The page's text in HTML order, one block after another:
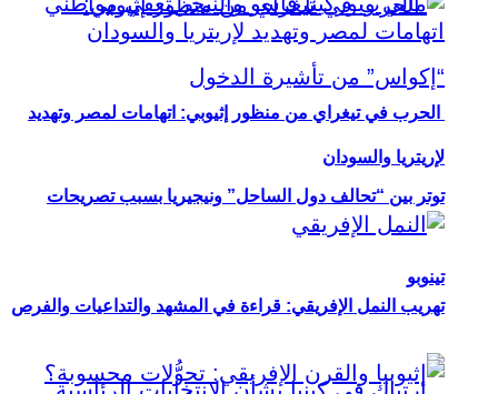
توتر بين “تحالف دول الساحل” ونيجيريا بسبب تصريحات
تينوبو
الحرب في تيغراي من منظور إثيوبي: اتهامات لمصر وتهديد
لإريتريا والسودان
تهريب النمل الإفريقي: قراءة في المشهد والتداعيات والفرص